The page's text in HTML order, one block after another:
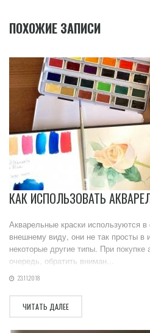
ПОХОЖИЕ ЗАПИСИ
КАК ИСПОЛЬЗОВАТЬ
Акварельные краски используются
внешнему виду, они не так просты в
некоторые другие типы. При
очередь, обратить вниман...
23.11.2018
ЧИТАТЬ ДАЛЕЕ